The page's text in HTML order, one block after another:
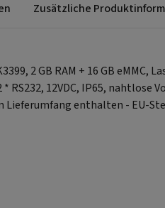
Zusätzliche
2 GB RAM + 16 GB eMMC,
12VDC, IP65, nahtlose
Lieferumfang enthalten - EU-